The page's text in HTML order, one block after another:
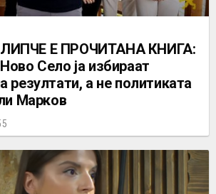
Е ПРОЧИТАНА КНИГА:
Село ја избираат
резултати, а не политиката
Марков